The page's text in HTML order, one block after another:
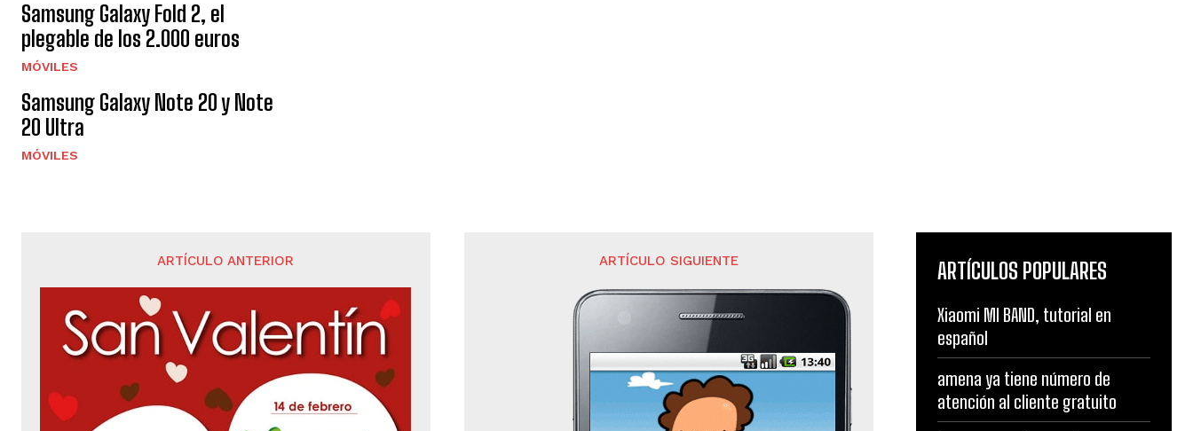
Samsung Galaxy Fold 2, el
plegable de los 2.000 euros
MÓVILES
Samsung Galaxy Note 20 y Note
20 Ultra
MÓVILES
ARTÍCULO ANTERIOR ARTÍCULO SIGUIENTE ARTÍCULOS POPULARES
Xiaomi MI BAND, tutorial en
español
amena ya tiene número de
atención al cliente gratuito